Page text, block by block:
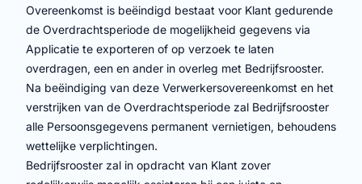
Overeenkomst is beëindigd bestaat voor Klant gedurende
de Overdrachtsperiode de mogelijkheid gegevens via
Applicatie te exporteren of op verzoek te laten
overdragen, een en ander in overleg met Bedrijfsrooster.
Na beëindiging van deze Verwerkersovereenkomst en het
verstrijken van de Overdrachtsperiode zal Bedrijfsrooster
alle Persoonsgegevens permanent vernietigen, behoudens
wettelijke verplichtingen.
Bedrijfsrooster zal in opdracht van Klant zover